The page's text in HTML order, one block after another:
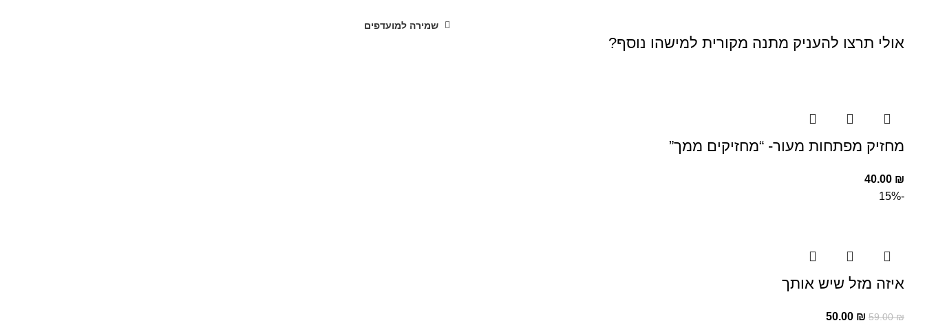
שמירה למועדפים
אולי תרצו להעניק מתנה מקורית למישהו נוסף?
מחזיק מפתחות מעור- “מחזיקים ממך”
40.00 ₪
-15%
איזה מזל שיש אותך
59.00₪
50.00 ₪